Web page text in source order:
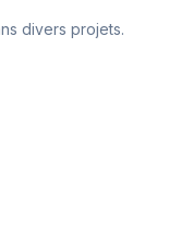
divers projets.